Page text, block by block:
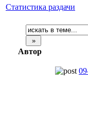
Статистика раздачи
Автор